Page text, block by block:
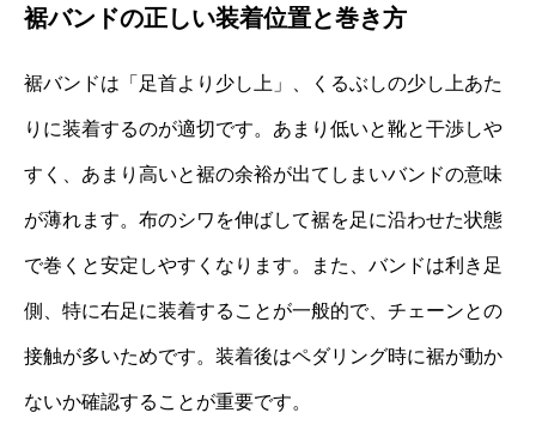
裾バンドの正しい装着位置と巻き方
裾バンドは「足首より少し上」、くるぶしの少し上あた
りに装着するのが適切です。あまり低いと靴と干渉しや
すく、あまり高いと裾の余裕が出てしまいバンドの意味
が薄れます。布のシワを伸ばして裾を足に沿わせた状態
で巻くと安定しやすくなります。また、バンドは利き足
側、特に右足に装着することが一般的で、チェーンとの
接触が多いためです。装着後はペダリング時に裾が動か
ないか確認することが重要です。